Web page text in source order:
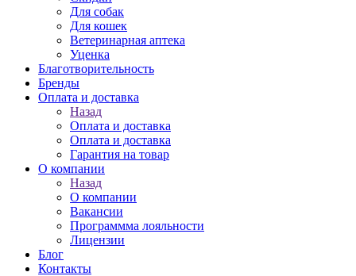
Для собак
Для кошек
Ветеринарная аптека
Уценка
Благотворительность
Бренды
Оплата и доставка
Назад
Оплата и доставка
Оплата и доставка
Гарантия на товар
О компании
Назад
О компании
Вакансии
Программма лояльности
Лицензии
Блог
Контакты